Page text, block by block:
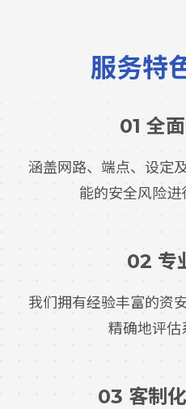
服务特
01 全
涵盖网路、端点、设定
能的安全风险进
02 专
我们拥有经验丰富的资
精确地评估
03 客制